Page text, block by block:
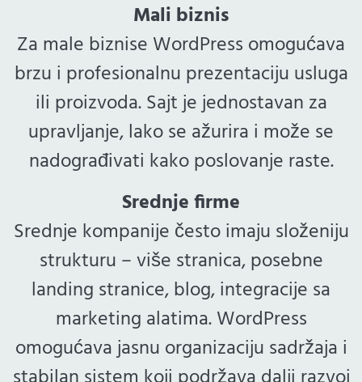
Mali biznis
Za male biznise WordPress omogućava
brzu i profesionalnu prezentaciju usluga
ili proizvoda. Sajt je jednostavan za
upravljanje, lako se ažurira i može se
nadograđivati kako poslovanje raste.
Srednje firme
Srednje kompanije često imaju složeniju
strukturu – više stranica, posebne
landing stranice, blog, integracije sa
marketing alatima. WordPress
omogućava jasnu organizaciju sadržaja i